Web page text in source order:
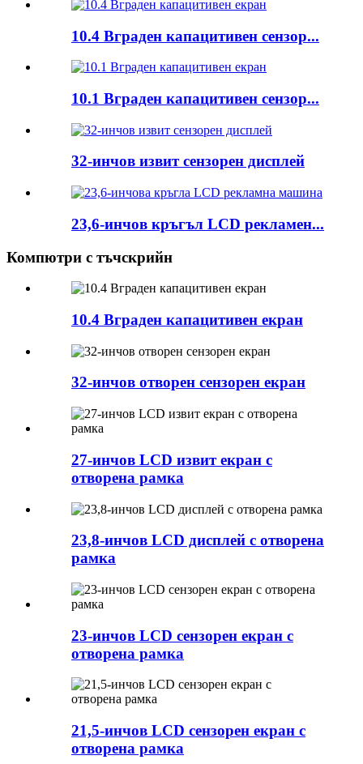
10.4 Вграден капацитивен сензор...
10.1 Вграден капацитивен сензор...
32-инчов извит сензорен дисплей
23,6-инчов кръгъл LCD рекламен...
Компютри с тъчскрийн
10.4 Вграден капацитивен екран
32-инчов отворен сензорен екран
27-инчов LCD извит екран с
отворена рамка
23,8-инчов LCD дисплей с отворена
рамка
23-инчов LCD сензорен екран с
отворена рамка
21,5-инчов LCD сензорен екран с
отворена рамка